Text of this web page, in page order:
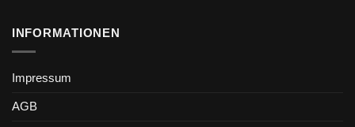
INFORMATIONEN
Impressum
AGB